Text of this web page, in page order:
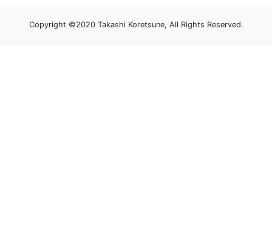
Copyright ©2020 Takashi Koretsune, All Rights Reserved.